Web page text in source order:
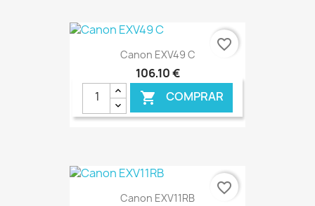
€ ONLINE
Canon EXV49 C
106,10 €
 COMPRAR
€ ONLINE
favorite_border
Canon EXV11RB
favorite_border